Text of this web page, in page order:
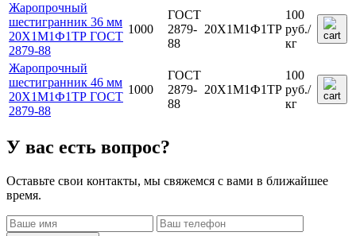
Жаропрочный
шестигранник 36 мм
20Х1М1Ф1ТР ГОСТ
2879-88
1000
ГОСТ
2879-
88
20Х1М1Ф1ТР
100
руб./
кг
Жаропрочный
шестигранник 46 мм
20Х1М1Ф1ТР ГОСТ
2879-88
1000
ГОСТ
2879-
88
20Х1М1Ф1ТР
100
руб./
кг
У вас есть вопрос?
Оставьте свои контакты, мы свяжемся с вами в ближайшее
время.